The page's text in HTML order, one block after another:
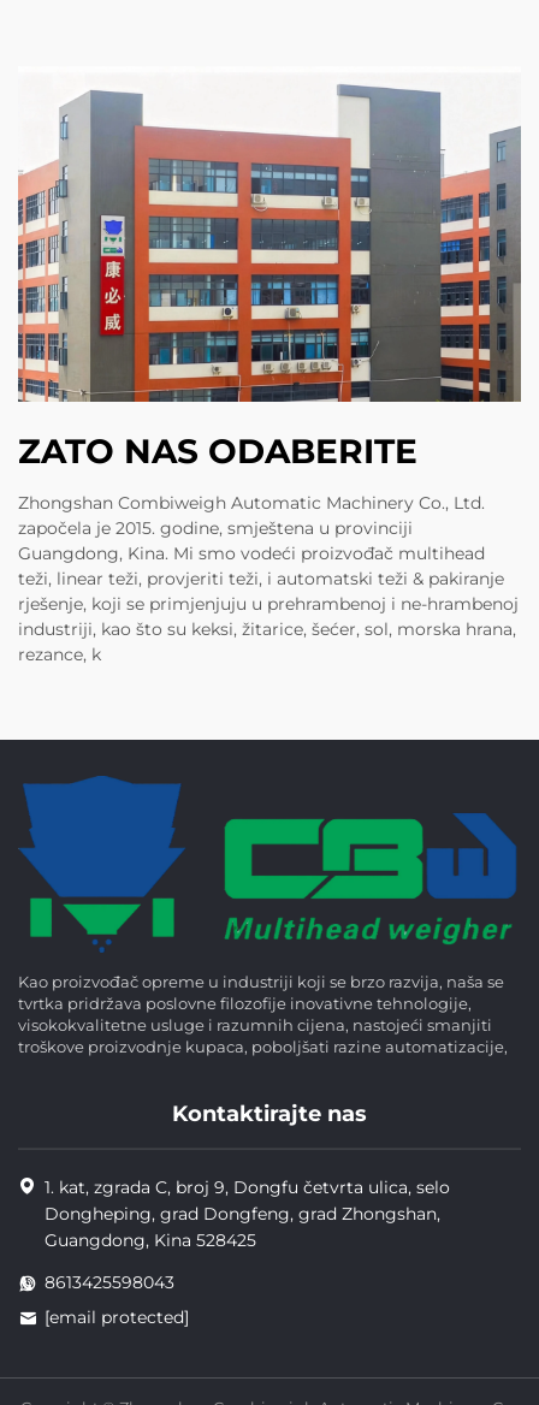
ZATO NAS ODABERITE
Zhongshan Combiweigh Automatic Machinery Co., Ltd.
započela je 2015. godine, smještena u provinciji
Guangdong, Kina. Mi smo vodeći proizvođač multihead
teži, linear teži, provjeriti teži, i automatski teži & pakiranje
rješenje, koji se primjenjuju u prehrambenoj i ne-hrambenoj
industriji, kao što su keksi, žitarice, šećer, sol, morska hrana,
rezance, k
Kao proizvođač opreme u industriji koji se brzo razvija, naša se
tvrtka pridržava poslovne filozofije inovativne tehnologije,
visokokvalitetne usluge i razumnih cijena, nastojeći smanjiti
troškove proizvodnje kupaca, poboljšati razine automatizacije,
Kontaktirajte nas
1. kat, zgrada C, broj 9, Dongfu četvrta ulica, selo
Dongheping, grad Dongfeng, grad Zhongshan,
Guangdong, Kina 528425
8613425598043
[email protected]